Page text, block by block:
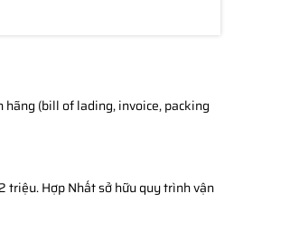
hãng (bill of lading, invoice, packing
triệu. Hợp Nhất sở hữu quy trình vận